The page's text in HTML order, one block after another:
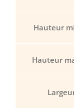
Hauteur
Hauteur